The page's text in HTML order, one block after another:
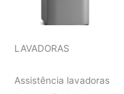
LAVADORAS
Assistência lavadoras